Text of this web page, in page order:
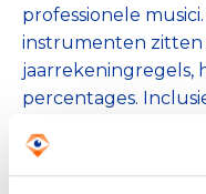
professionele
instrumenten zitten
jaarrekeningregels,
percentages.
B&A 6%.